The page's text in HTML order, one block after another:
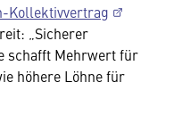
Kollektivvertrag
„Sicherer
schafft Mehrwert für
höhere Löhne für